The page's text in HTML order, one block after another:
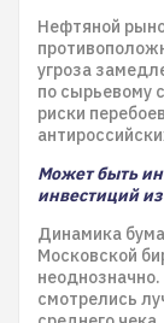
Нефтяной
угроза
по сырьевому
риски
Может быть
инвестиций
Динамика
Московской
смотрелись